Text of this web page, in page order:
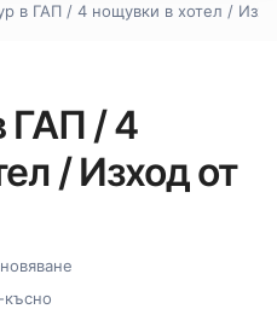
в ГАП / 4 нощувки в хотел /
ГАП / 4
/ Изход от
късно